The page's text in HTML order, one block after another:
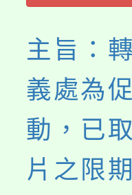
主旨：
義處為
動，已
片之限